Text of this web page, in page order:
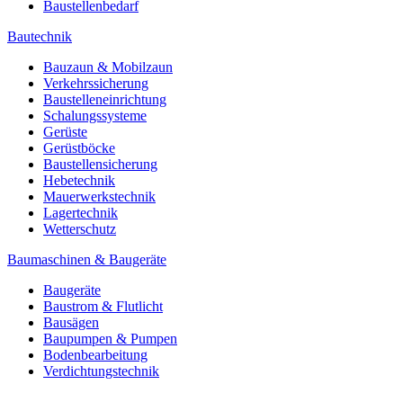
Baustellenbedarf
Bautechnik
Bauzaun & Mobilzaun
Verkehrssicherung
Baustelleneinrichtung
Schalungssysteme
Gerüste
Gerüstböcke
Baustellensicherung
Hebetechnik
Mauerwerkstechnik
Lagertechnik
Wetterschutz
Baumaschinen & Baugeräte
Baugeräte
Baustrom & Flutlicht
Bausägen
Baupumpen & Pumpen
Bodenbearbeitung
Verdichtungstechnik